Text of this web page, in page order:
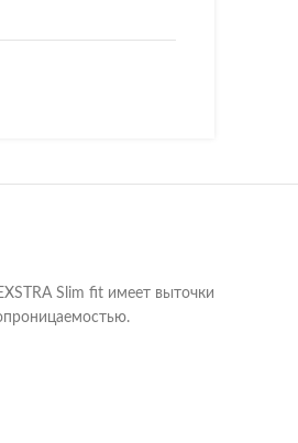
Slim fit имеет выточки